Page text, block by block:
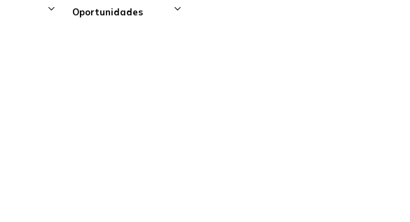
Oportunidades